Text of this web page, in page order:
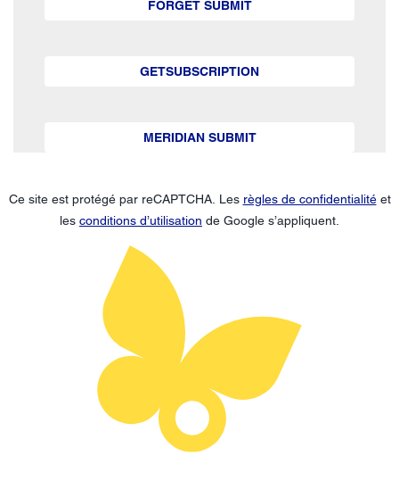
FORGET SUBMIT
GETSUBSCRIPTION
MERIDIAN SUBMIT
Ce site est protégé par reCAPTCHA. Les règles de confidentialitéet
les conditions d’utilisation de Google s’appliquent.